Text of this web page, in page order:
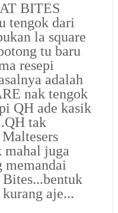
BITES
tengok dari
la square
tu baru
resepi
adalah
nak tengok
QH ade kasik
tak
mahal juga
memandai
aje...